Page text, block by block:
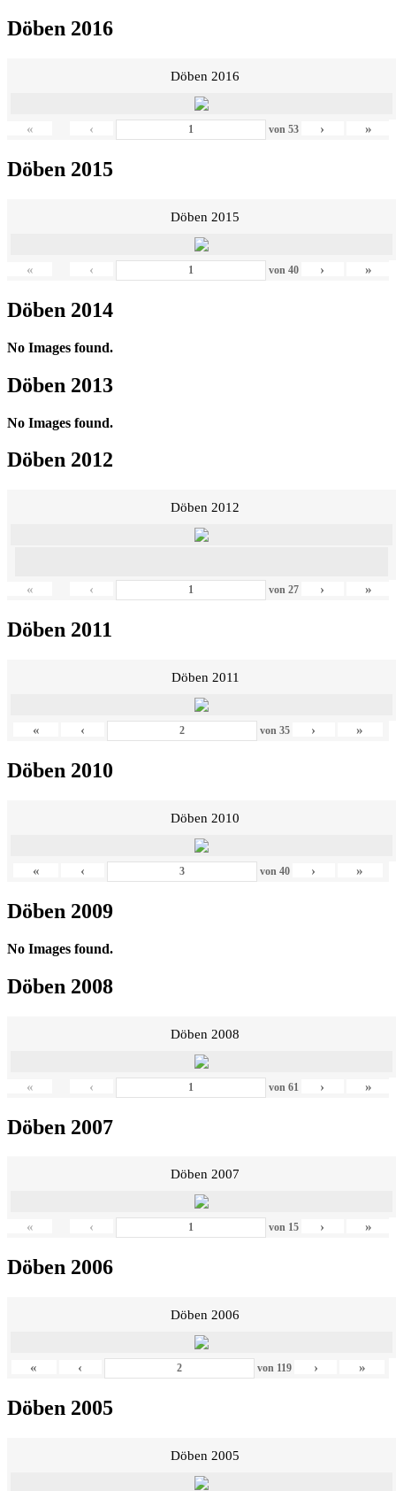
Döben 2016
Döben 2016
« ‹ von 53 › »
Döben 2015
Döben 2015
« ‹ von 40 › »
Döben 2014
No Images found.
Döben 2013
No Images found.
Döben 2012
Döben 2012
« ‹ von 27 › »
Döben 2011
Döben 2011
« ‹ von 35 › »
Döben 2010
Döben 2010
« ‹ von 40 › »
Döben 2009
No Images found.
Döben 2008
Döben 2008
« ‹ von 61 › »
Döben 2007
Döben 2007
« ‹ von 15 › »
Döben 2006
Döben 2006
« ‹ von 119 › »
Döben 2005
Döben 2005